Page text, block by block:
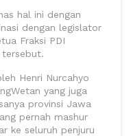
hal ini dengan
dengan legislator
Fraksi PDI
tersebut.
Henri Nurcahyo
yang juga
provinsi Jawa
pernah mashur
ke seluruh penjuru